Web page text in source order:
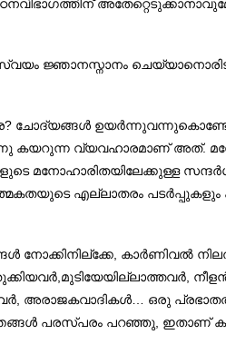
സ്വയം ജ്ഞാനസ്നാനം
ചോദ്യങ്ങൾ
കയറുന്ന വ്യവഹാരമാണ് അത്.
മനോഹാരിതയിലേക്കുള്ള
എല്ലാതരം
നോക്കിനില്ക്കേ, കാർണിവൽ
ഒരു
പരസ്പരം പറഞ്ഞു, ഇതാണ്